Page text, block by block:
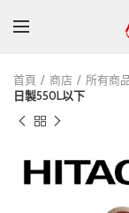
首頁 商店 所有商
日製550L以下